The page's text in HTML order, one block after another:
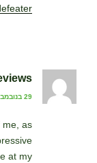
29 בנובמבר 2024 בשעה 7:59
me, as
at my